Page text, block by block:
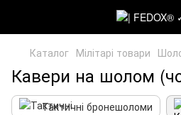
Каталог Мілітарі товари
Кавери на шолом
Тактичні бронешоломи